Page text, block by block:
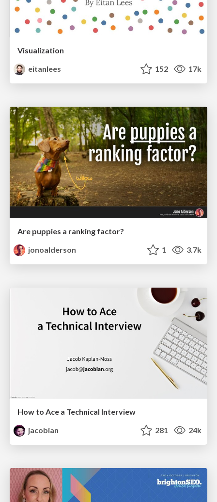
Visualization
eitanlees
152 17k
Are puppies a ranking factor?
jonoalderson
1 3.7k
How to Ace a Technical Interview
jacobian
281 24k